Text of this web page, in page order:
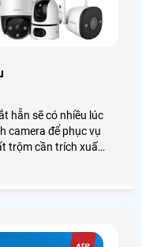
hẵn sẽ có nhiều lúc
camera để phục vụ
trộm cần trích xuất